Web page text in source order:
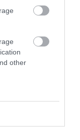
other
árak
alakulásáról